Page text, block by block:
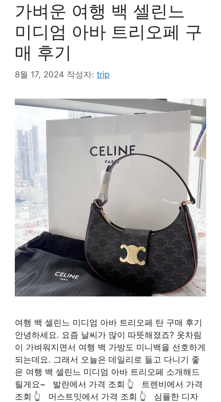
가벼운 여행 백 셀린느
미디엄 아바 트리오페 구
매 후기
8월 17, 2024 작성자: trip
여행 백 셀린느 미디엄 아바 트리오페 탄 구매 후기
안녕하세요. 요즘 날씨가 많이 따뜻해졌죠? 옷차림
이 가벼워지면서 여행 백 가방도 미니백을 선호하게
되는데요. 그래서 오늘은 데일리로 들고 다니기 좋
은 여행 백 셀린느 미디엄 아바 트리오페 소개해드
릴게요~ 발란에서 가격 조회 👆 트렌비에서 가격
조회 👆 머스트잇에서 가격 조회 👆 심플한 디자